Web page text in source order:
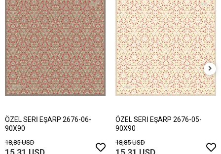
ÖZEL SERİ EŞARP 2676-06-
90X90
18,85 USD
ÖZEL SERİ EŞARP 2676-05-
90X90
18,85 USD